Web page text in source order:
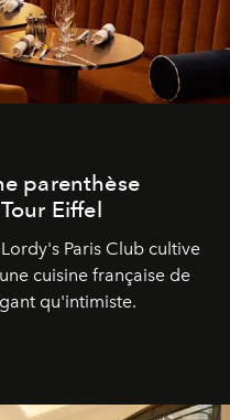
parenthèse
Eiffel
Paris Club cultive
cuisine française de
qu'intimiste.